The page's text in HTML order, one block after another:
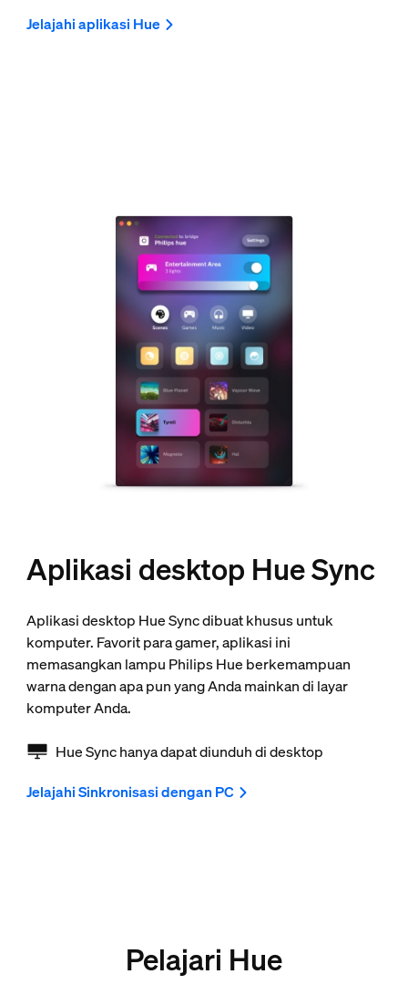
Jelajahi aplikasi Hue
Aplikasi desktop Hue Sync
Aplikasi desktop Hue Sync dibuat khusus untuk
komputer. Favorit para gamer, aplikasi ini
memasangkan lampu Philips Hue berkemampuan
warna dengan apa pun yang Anda mainkan di layar
komputer Anda.
Hue Sync hanya dapat diunduh di desktop
Jelajahi Sinkronisasi dengan PC
Pelajari Hue